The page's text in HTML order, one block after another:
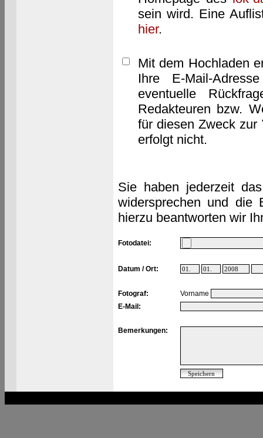
sein wird. Eine
hier.
Mit dem Hochladen
Ihre E-Mail-
eventuelle
Redakteuren bzw.
für diesen Zweck zur
erfolgt nicht.
Sie haben jederzeit
widersprechen und die
hierzu beantworten wir
Fotodatei:
Datum / Ort:
Fotograf:
Vorname
E-Mail:
Bemerkungen: